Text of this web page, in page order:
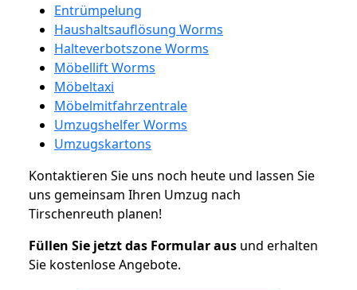
Entrümpelung
Haushaltsauflösung Worms
Halteverbotszone Worms
Möbellift Worms
Möbeltaxi
Möbelmitfahrzentrale
Umzugshelfer Worms
Umzugskartons
Kontaktieren Sie uns noch heute und lassen Sie
uns gemeinsam Ihren Umzug nach
Tirschenreuth planen!
Füllen Sie jetzt das Formular aus und erhalten
Sie kostenlose Angebote.